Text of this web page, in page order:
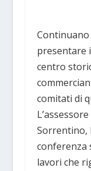
presentare
centro
comitati di
Sorrentino,
conferenza
lavori che